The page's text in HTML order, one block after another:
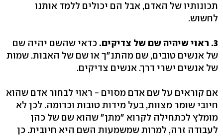
תכונותיו של האדם, אבל הם יכולים ללמד אותנו
לחשוש.
3. ראוי שיהיה שם של צדיקים.
כדאי שהשם יהיה שם
של אנשים טובים, שם מהתנ"ך או שם של האבות. שמות
של אנשים ישרי דרך. אנשים צדיקים.
אם קוראים על שם אדם מסוים - ראוי לבחור אדם שהוא
חיובי שומר מצוות, בעל מידות טובות וכדומה. לכן לא
מומלץ לכתחילה לקרוא "מתן" שהוא שם של כהן
לעבודה זרה, למרות שמשמעות השם היא חיובית. כן